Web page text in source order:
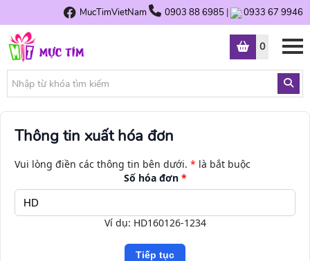
MucTimVietNam 0903 88 6985 | 0933 67 9946
0
Thông tin xuất hóa đơn
Vui lòng điền các thông tin bên dưới. * là bắt buộc
Số hóa đơn *
Ví dụ: HD160126-1234
Tiếp tục